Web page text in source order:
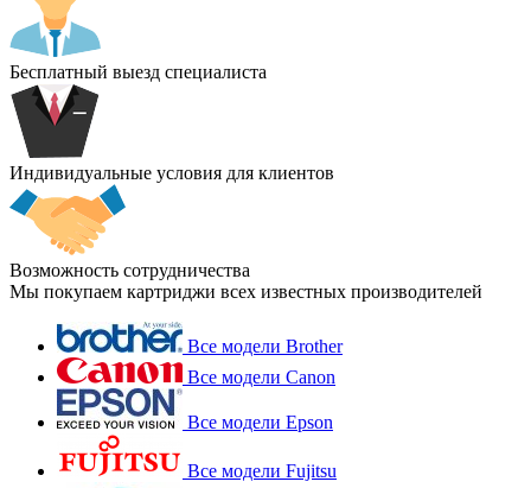
Бесплатный выезд специалиста
Индивидуальные условия для клиентов
Возможность сотрудничества
Мы покупаем картриджи всех известных производителей
Все модели Brother
Все модели Canon
Все модели Epson
Все модели Fujitsu